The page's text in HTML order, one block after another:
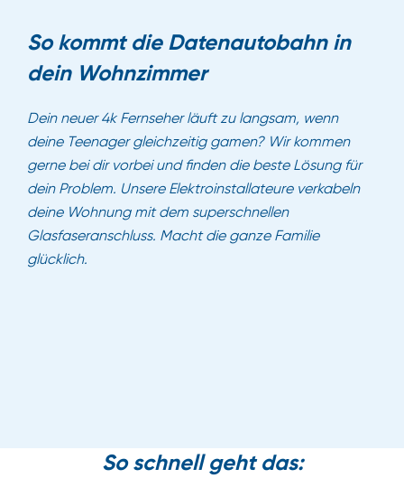
So kommt die Datenautobahn in
dein Wohnzimmer
Dein neuer 4k Fernseher läuft zu langsam, wenn
deine Teenager gleichzeitig gamen? Wir kommen
gerne bei dir vorbei und finden die beste Lösung für
dein Problem. Unsere Elektroinstallateure verkabeln
deine Wohnung mit dem superschnellen
Glasfaseranschluss. Macht die ganze Familie
glücklich.
So schnell geht das: